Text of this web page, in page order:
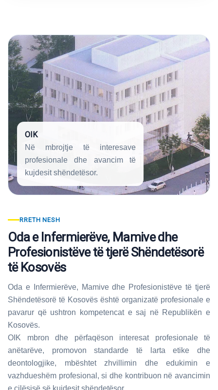
OIK
Në mbrojtje të interesave
profesionale dhe avancim të
kujdesit shëndetësor.
RRETH NESH
Oda e Infermierëve, Mamive dhe
Profesionistëve të tjerë Shëndetësorë
të Kosovës
Oda e Infermierëve, Mamive dhe Profesionistëve të tjerë
Shëndetësorë të Kosovës është organizatë profesionale e
pavarur që ushtron kompetencat e saj në Republikën e
Kosovës.
OIK mbron dhe përfaqëson interesat profesionale të
anëtarëve, promovon standarde të larta etike dhe
deontologjike, mbështet zhvillimin dhe edukimin e
vazhdueshëm profesional, si dhe kontribuon në avancimin
e cilësisë së kujdesit shëndetësor.